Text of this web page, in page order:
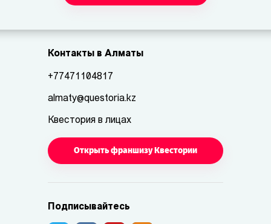
Контакты в Алматы
+77471104817
almaty@questoria.kz
Квестория в лицах
Открыть франшизу Квестории
Подписывайтесь